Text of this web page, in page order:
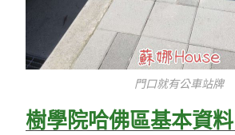
門口就有公車站牌
樹學院哈佛區基本資料